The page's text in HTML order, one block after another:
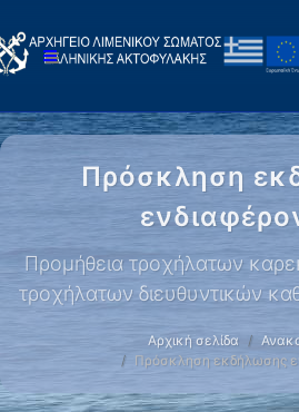
Πρόσκληση
Προμήθεια τροχήλατων
τροχήλατων διευθυντικών
Αρχική σελίδα
Πρόσκληση εκδήλωσης